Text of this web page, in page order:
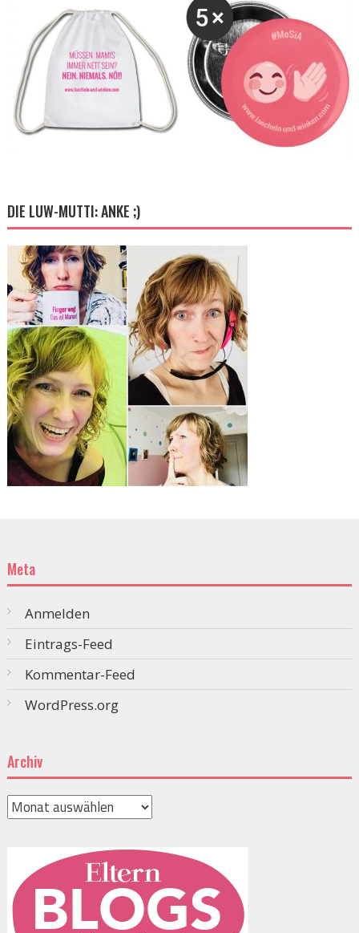
DIE LUW-MUTTI: ANKE ;)
Meta
Anmelden
Eintrags-Feed
Kommentar-Feed
WordPress.org
Archiv
Archiv